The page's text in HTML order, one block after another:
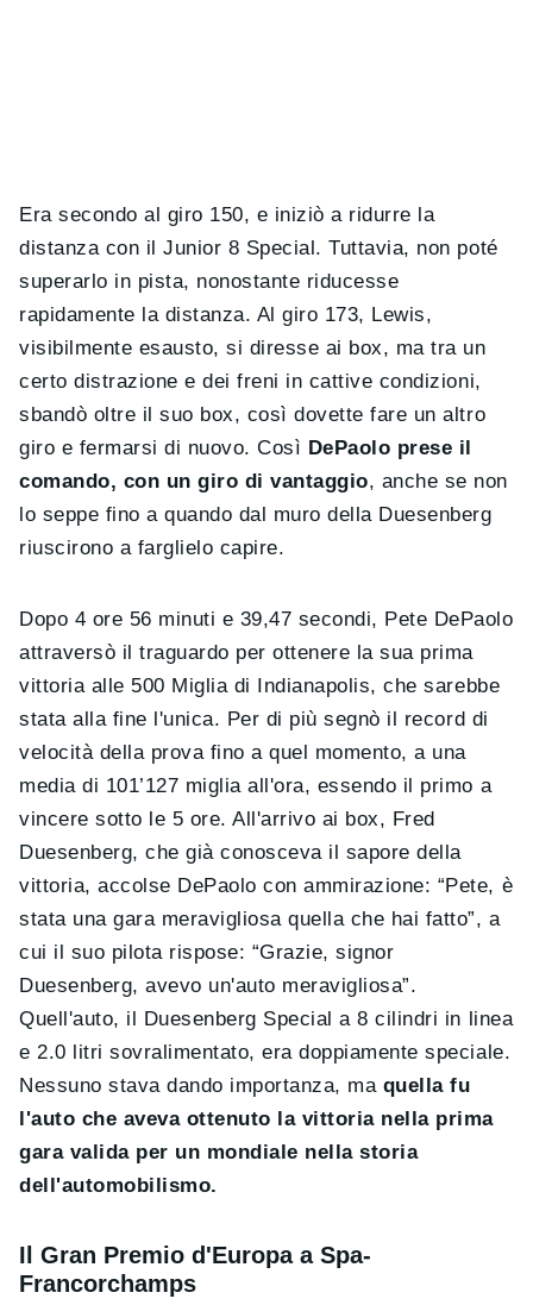
Era secondo al giro 150, e iniziò a ridurre la
distanza con il Junior 8 Special. Tuttavia, non poté
superarlo in pista, nonostante riducesse
rapidamente la distanza. Al giro 173, Lewis,
visibilmente esausto, si diresse ai box, ma tra un
certo distrazione e dei freni in cattive condizioni,
sbandò oltre il suo box, così dovette fare un altro
giro e fermarsi di nuovo. Così DePaolo prese il
comando, con un giro di vantaggio, anche se non
lo seppe fino a quando dal muro della Duesenberg
riuscirono a farglielo capire.
Dopo 4 ore 56 minuti e 39,47 secondi, Pete DePaolo
attraversò il traguardo per ottenere la sua prima
vittoria alle 500 Miglia di Indianapolis, che sarebbe
stata alla fine l'unica. Per di più segnò il record di
velocità della prova fino a quel momento, a una
media di 101’127 miglia all'ora, essendo il primo a
vincere sotto le 5 ore. All'arrivo ai box, Fred
Duesenberg, che già conosceva il sapore della
vittoria, accolse DePaolo con ammirazione: “Pete, è
stata una gara meravigliosa quella che hai fatto”, a
cui il suo pilota rispose: “Grazie, signor
Duesenberg, avevo un'auto meravigliosa”.
Quell'auto, il Duesenberg Special a 8 cilindri in linea
e 2.0 litri sovralimentato, era doppiamente speciale.
Nessuno stava dando importanza, ma quella fu
l'auto che aveva ottenuto la vittoria nella prima
gara valida per un mondiale nella storia
dell'automobilismo.
Il Gran Premio d'Europa a Spa-
Francorchamps